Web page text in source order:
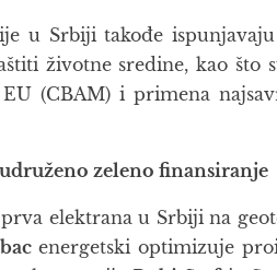
u Srbiji takođe
životne sredine, kao
(CBAM) i primena
zeleno finansiranje
elektrana u Srbiji na
energetski optimizuje